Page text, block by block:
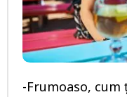
-Frumoaso,